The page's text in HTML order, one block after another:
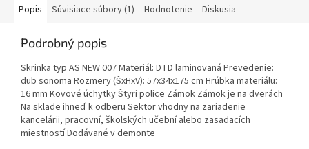
Popis Súvisiace súbory (1) Hodnotenie Diskusia
Podrobný popis
Skrinka typ AS NEW 007 Materiál: DTD laminovaná Prevedenie:
dub sonoma Rozmery (ŠxHxV): 57x34x175 cm Hrúbka materiálu:
16 mm Kovové úchytky Štyri police Zámok Zámok je na dverách
Na sklade ihneď k odberu Sektor vhodny na zariadenie
kancelárii, pracovní, školských učební alebo zasadacích
miestností Dodávané v demonte